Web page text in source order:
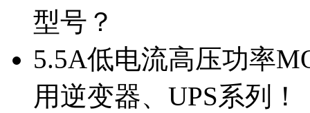
型号？
5.5A低电流高压功率
用逆变器、UPS系列！